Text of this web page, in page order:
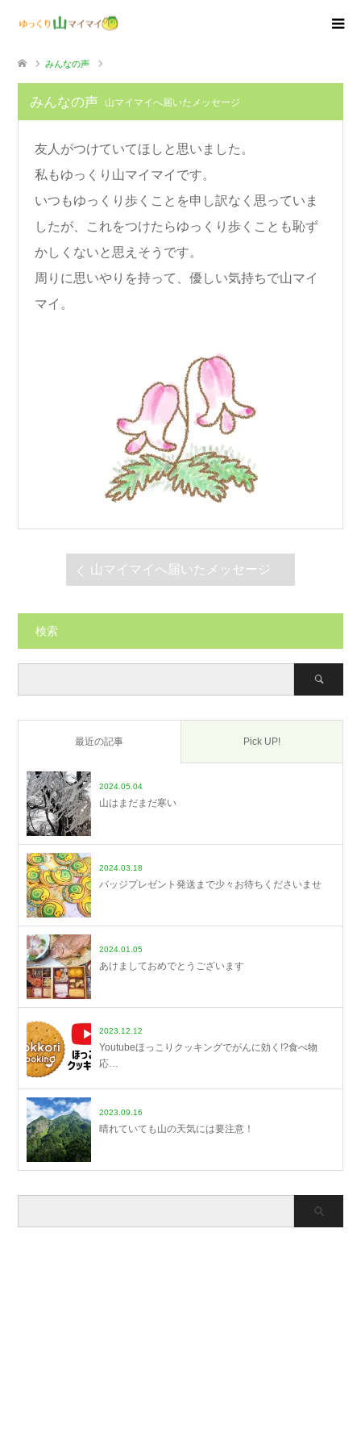
みんなの声
みんなの声 山マイマイへ届いたメッセージ
友人がつけていてほしと思いました。
私もゆっくり山マイマイです。
いつもゆっくり歩くことを申し訳なく思っていま
したが、これをつけたらゆっくり歩くことも恥ず
かしくないと思えそうです。
周りに思いやりを持って、優しい気持ちで山マイ
マイ。
山マイマイへ届いたメッセージ
検索
最近の記事 Pick UP!
2024.05.04
山はまだまだ寒い
2024.03.18
バッジプレゼント発送まで少々お待ちくださいませ
2024.01.05
あけましておめでとうございます
2023.12.12
Youtubeほっこりクッキングでがんに効く!?食べ物
応…
2023.09.16
晴れていても山の天気には要注意！